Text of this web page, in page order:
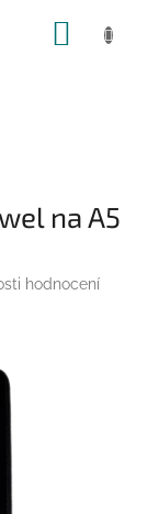
na A5
hodnocení